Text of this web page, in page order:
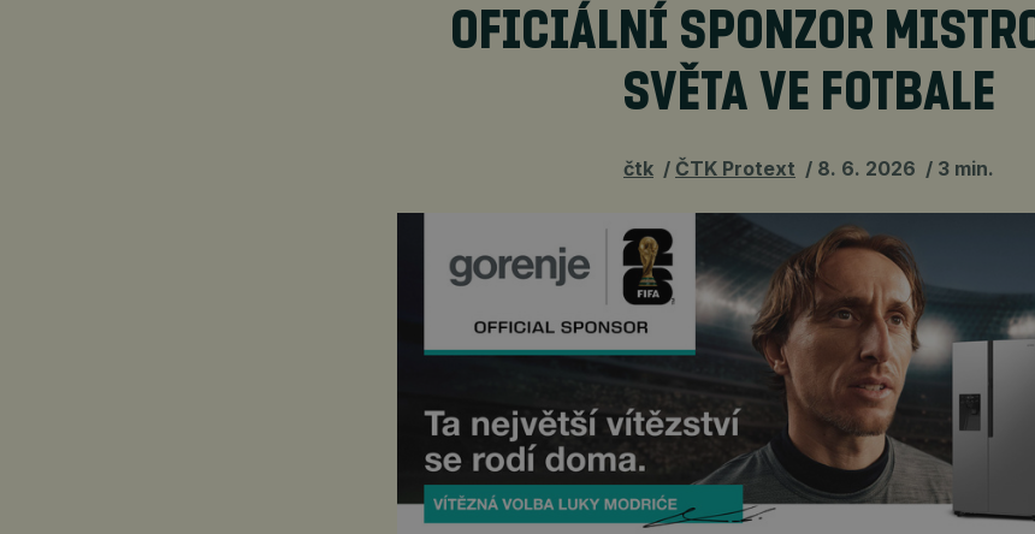
OFICIÁLNÍ SPONZOR
SVĚTA VE FOTBALE
čtk ČTK Protext 8. 6. 2026 3 min.